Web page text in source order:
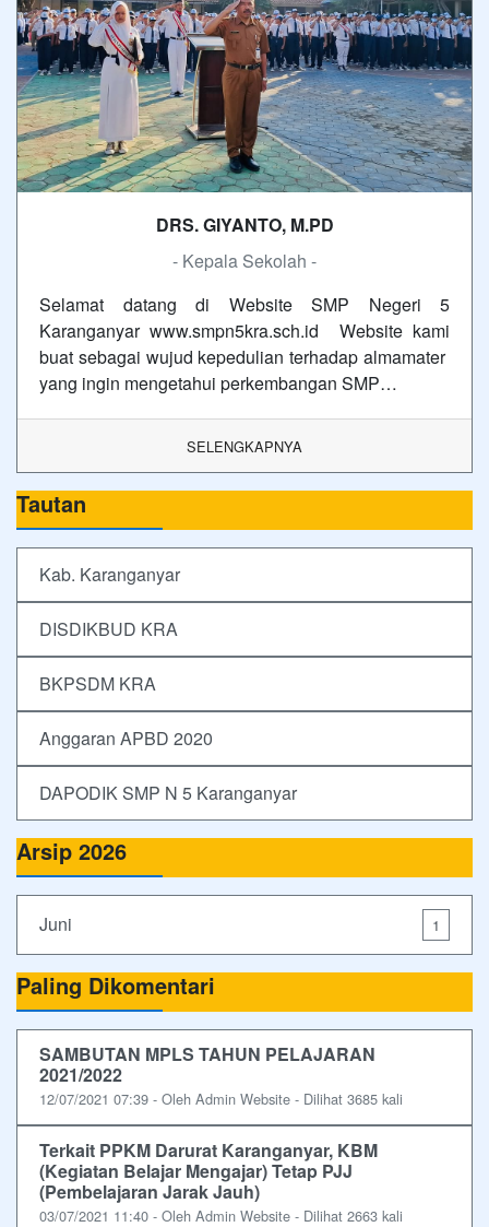
DRS. GIYANTO, M.PD
- Kepala Sekolah -
Selamat datang di Website SMP Negeri 5
Karanganyar www.smpn5kra.sch.id Website kami
buat sebagai wujud kepedulian terhadap almamater
yang ingin mengetahui perkembangan SMP…
SELENGKAPNYA
Tautan
Kab. Karanganyar
DISDIKBUD KRA
BKPSDM KRA
Anggaran APBD 2020
DAPODIK SMP N 5 Karanganyar
Arsip 2026
Juni 1
Paling Dikomentari
SAMBUTAN MPLS TAHUN PELAJARAN
2021/2022
12/07/2021 07:39 - Oleh Admin Website - Dilihat 3685 kali
Terkait PPKM Darurat Karanganyar, KBM
(Kegiatan Belajar Mengajar) Tetap PJJ
(Pembelajaran Jarak Jauh)
03/07/2021 11:40 - Oleh Admin Website - Dilihat 2663 kali